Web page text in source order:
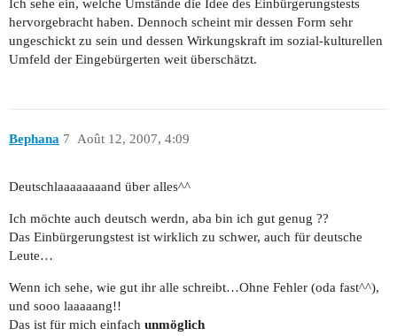
Ich sehe ein, welche Umstände die Idee des Einbürgerungstests
hervorgebracht haben. Dennoch scheint mir dessen Form sehr
ungeschickt zu sein und dessen Wirkungskraft im sozial-kulturellen
Umfeld der Eingebürgerten weit überschätzt.
Bephana Août 12, 2007, 4:09
7
Deutschlaaaaaaaand über alles^^
Ich möchte auch deutsch werdn, aba bin ich gut genug ??
Das Einbürgerungstest ist wirklich zu schwer, auch für deutsche
Leute…
Wenn ich sehe, wie gut ihr alle schreibt…Ohne Fehler (oda fast^^),
und sooo laaaaang!!
Das ist für mich einfach unmöglich